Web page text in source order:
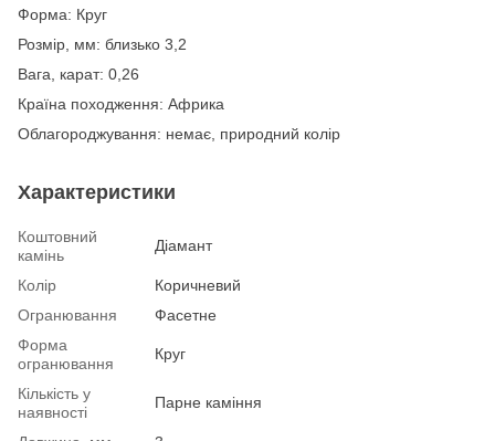
Форма: Круг
Розмір, мм: близько 3,2
Вага, карат: 0,26
Країна походження: Африка
Облагороджування: немає, природний колір
Характеристики
Коштовний
камінь
Діамант
Колір
Коричневий
Огранювання
Фасетне
Форма
огранювання
Круг
Кількість у
наявності
Парне каміння